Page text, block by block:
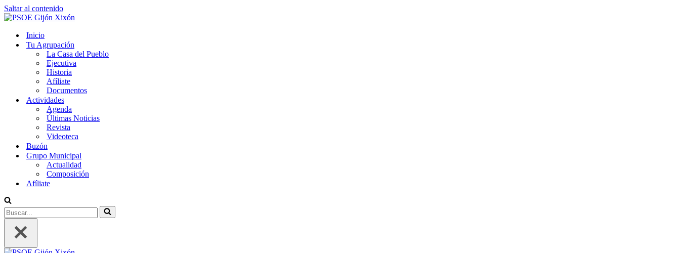
Saltar al contenido
Inicio
Tu Agrupación
La Casa del Pueblo
Ejecutiva
Historia
Afíliate
Documentos
Actividades
Agenda
Últimas Noticias
Revista
Videoteca
Buzón
Grupo Municipal
Actualidad
Composición
Afíliate
Buscar...